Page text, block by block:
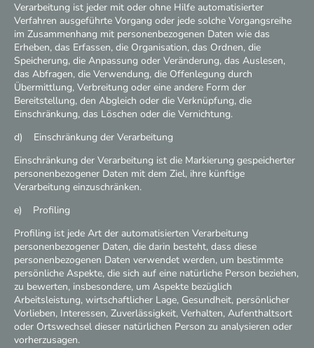
Verarbeitung ist jeder mit oder ohne Hilfe automatisierter
Verfahren ausgeführte Vorgang oder jede solche Vorgangsreihe
im Zusammenhang mit personenbezogenen Daten wie das
Erheben, das Erfassen, die Organisation, das Ordnen, die
Speicherung, die Anpassung oder Veränderung, das Auslesen,
das Abfragen, die Verwendung, die Offenlegung durch
Übermittlung, Verbreitung oder eine andere Form der
Bereitstellung, den Abgleich oder die Verknüpfung, die
Einschränkung, das Löschen oder die Vernichtung.
d) Einschränkung der Verarbeitung
Einschränkung der Verarbeitung ist die Markierung gespeicherter
personenbezogener Daten mit dem Ziel, ihre künftige
Verarbeitung einzuschränken.
e) Profiling
Profiling ist jede Art der automatisierten Verarbeitung
personenbezogener Daten, die darin besteht, dass diese
personenbezogenen Daten verwendet werden, um bestimmte
persönliche Aspekte, die sich auf eine natürliche Person beziehen,
zu bewerten, insbesondere, um Aspekte bezüglich
Arbeitsleistung, wirtschaftlicher Lage, Gesundheit, persönlicher
Vorlieben, Interessen, Zuverlässigkeit, Verhalten, Aufenthaltsort
oder Ortswechsel dieser natürlichen Person zu analysieren oder
vorherzusagen.